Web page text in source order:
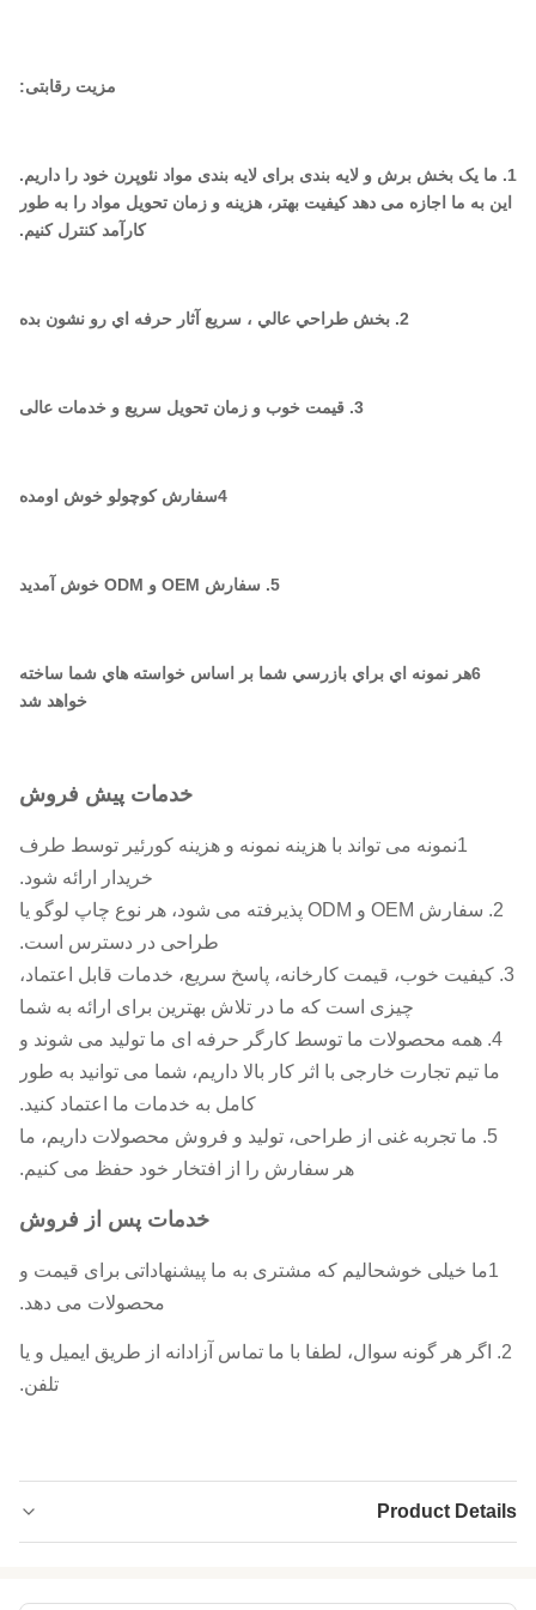
مزیت رقابتی:
1. ما یک بخش برش و لایه بندی برای لایه بندی مواد نئوپرن خود را داریم.
این به ما اجازه می دهد کیفیت بهتر، هزینه و زمان تحویل مواد را به طور
کارآمد کنترل کنیم.
2. بخش طراحي عالي ، سريع آثار حرفه اي رو نشون بده
3. قیمت خوب و زمان تحویل سریع و خدمات عالی
4سفارش کوچولو خوش اومده
5. سفارش OEM و ODM خوش آمدید
6هر نمونه اي براي بازرسي شما بر اساس خواسته هاي شما ساخته
خواهد شد
خدمات پیش فروش
1نمونه می تواند با هزینه نمونه و هزینه کورئیر توسط طرف
خریدار ارائه شود.
2. سفارش OEM و ODM پذیرفته می شود، هر نوع چاپ لوگو یا
طراحی در دسترس است.
3. کیفیت خوب، قیمت کارخانه، پاسخ سریع، خدمات قابل اعتماد،
چیزی است که ما در تلاش بهترین برای ارائه به شما
4. همه محصولات ما توسط کارگر حرفه ای ما تولید می شوند و
ما تیم تجارت خارجی با اثر کار بالا داریم، شما می توانید به طور
کامل به خدمات ما اعتماد کنید.
5. ما تجربه غنی از طراحی، تولید و فروش محصولات داریم، ما
هر سفارش را از افتخار خود حفظ می کنیم.
خدمات پس از فروش
1ما خیلی خوشحالیم که مشتری به ما پیشنهاداتی برای قیمت و
محصولات می دهد.
2. اگر هر گونه سوال، لطفا با ما تماس آزادانه از طریق ایمیل و یا
تلفن.
Product Details